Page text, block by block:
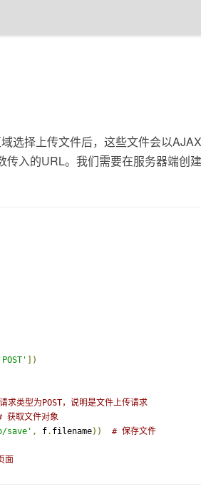
选择上传文件后，这些文件会以
入的URL。我们需要在服务器端创
'POST'
])
求类型为POST，说明是文件上传请求
获取文件对象
save' , f. filename)) # 保存文件
面